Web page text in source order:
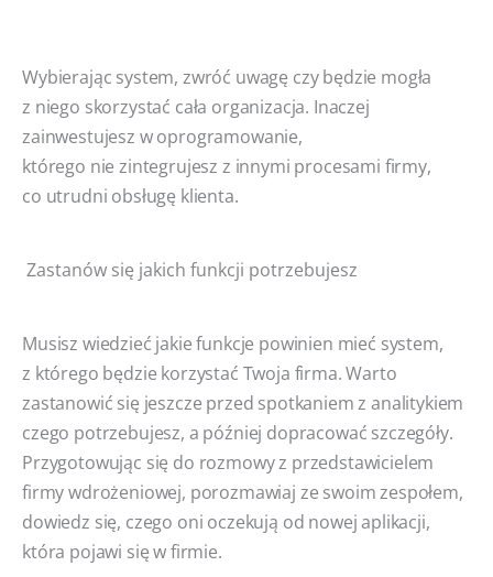
Wybierając system, zwróć uwagę czy będzie mogła
z niego skorzystać cała organizacja. Inaczej
zainwestujesz w oprogramowanie,
którego nie zintegrujesz z innymi procesami firmy,
co utrudni obsługę klienta.
Zastanów się jakich funkcji potrzebujesz
Musisz wiedzieć jakie funkcje powinien mieć system,
z którego będzie korzystać Twoja firma. Warto
zastanowić się jeszcze przed spotkaniem z analitykiem
czego potrzebujesz, a później dopracować szczegóły.
Przygotowując się do rozmowy z przedstawicielem
firmy wdrożeniowej, porozmawiaj ze swoim zespołem,
dowiedz się, czego oni oczekują od nowej aplikacji,
która pojawi się w firmie.